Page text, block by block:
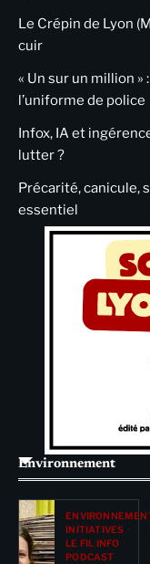
Le Crépin de Lyon
cuir
« Un sur un million »
l’uniforme de police
Infox, IA et
lutter ?
Précarité, canicule,
essentiel
Environnement
INITIATIVES
LE FIL INFO
PODCAST